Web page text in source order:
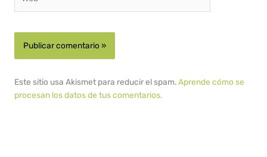
Este sitio usa Akismet para reducir el spam.Aprende cómo se
procesan los datos de tus comentarios.